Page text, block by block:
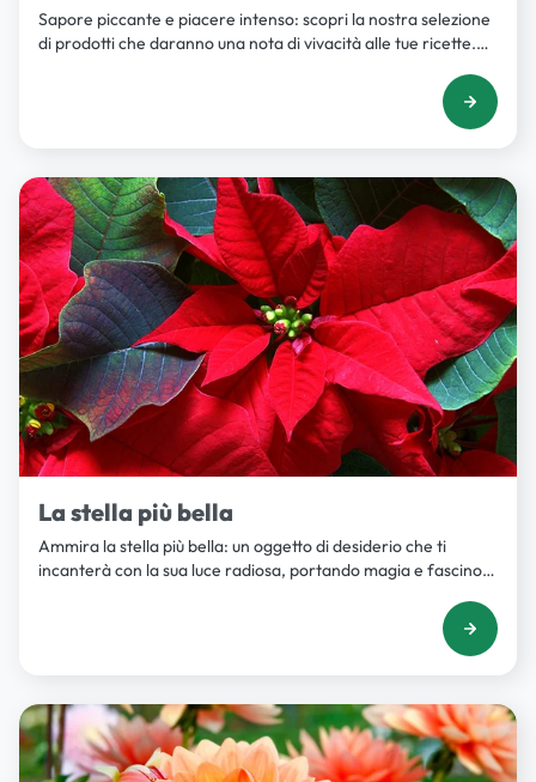
Sapore piccante e piacere intenso: scopri la nostra selezione
di prodotti che daranno una nota di vivacità alle tue ricette.
La stella più bella
Ammira la stella più bella: un oggetto di desiderio che ti
incanterà con la sua luce radiosa, portando magia e fascino